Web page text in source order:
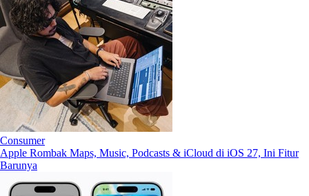
Consumer
Apple Rombak Maps, Music, Podcasts & iCloud di iOS 27, Ini Fitur
Barunya